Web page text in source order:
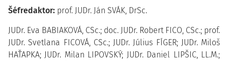
Šéfredaktor: prof. JUDr. Ján SVÁK, DrSc.
JUDr. Eva BABIAKOVÁ, CSc.; doc. JUDr. Robert FICO, CSc.; prof.
JUDr. Svetlana FICOVÁ, CSc.; JUDr. Július FÍGER; JUDr. Miloš
HAŤAPKA; JUDr. Milan LIPOVSKÝ; JUDr. Daniel LIPŠIC, LL.M.;